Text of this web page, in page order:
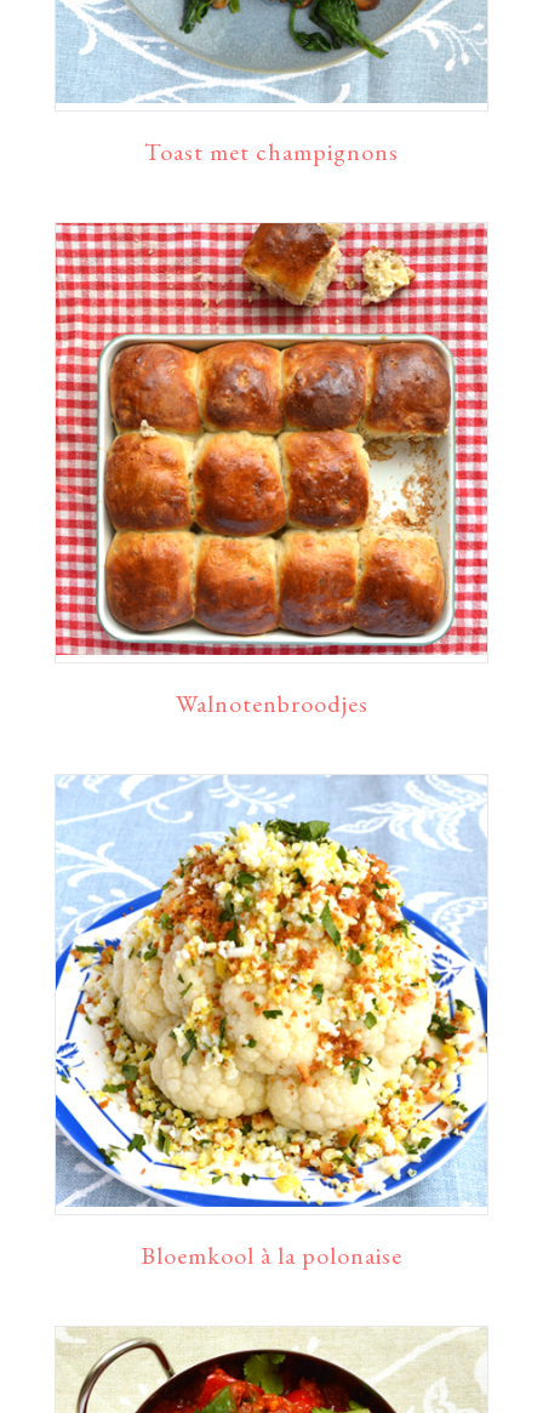
Toast met champignons
Walnotenbroodjes
Bloemkool à la polonaise